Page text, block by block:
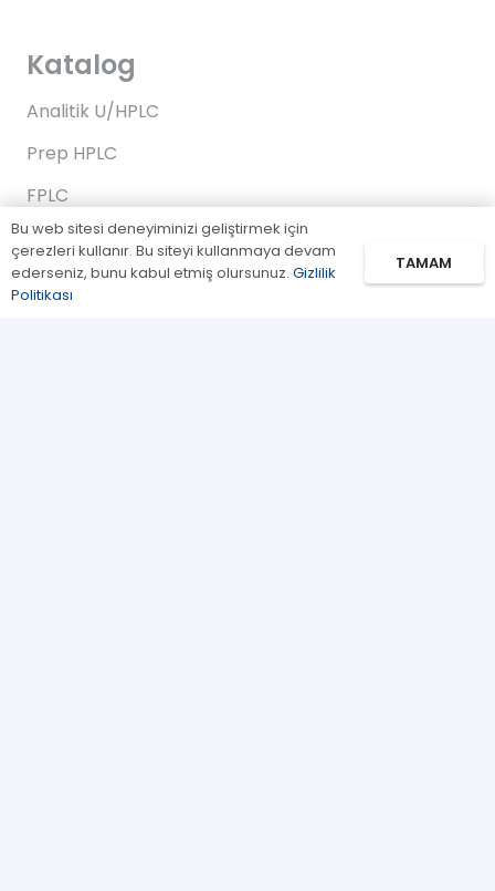
Katalog
Analitik U/HPLC
Prep HPLC
FPLC
Gaz Kromatografi
Standartlar/Reaktifler
Bu web sitesi deneyiminizi geliştirmek için
çerezleri kullanır. Bu siteyi kullanmaya devam
ederseniz, bunu kabul etmiş olursunuz. Gizlilik
Politikası
TAMAM